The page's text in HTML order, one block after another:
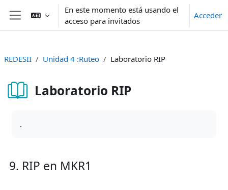
Salta al contenido principal
Panel lateral
En este momento está usando el
acceso para invitados
Acceder
REDESII Unidad 4 :Ruteo Laboratorio RIP
Laboratorio RIP
.
9. RIP en MKR1